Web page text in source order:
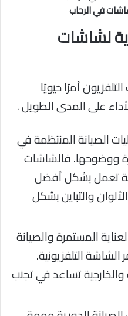
في الرحاب
لشاشات
أمرًا حيويًا
على المدى الطويل .
الصيانة المنتظمة في
ووضوحها. فالشاشات
تعمل بشكل أفضل
والتباين بشكل
المستمرة والصيانة
التلفزيونية.
والخارجية تساعد في تجنب